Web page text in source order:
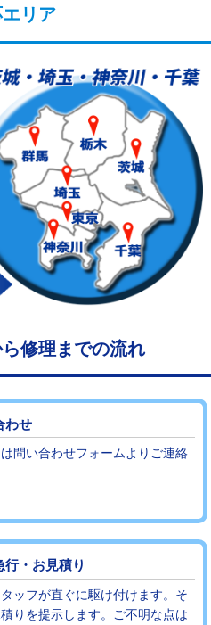
HI）使
33,000円
HI）使
+8,800円
・銅
)
44,000円
・銅
)
+8,800円
作業） 11,000円~
55,000円
66,000円
で）
え） 38,500円
38,500円
16,500円
現場見積
リア
修理までの流れ
わせ
問い合わせフォームよりご連絡
行・お見積り
ッフが直ぐに駆け付けます。そ
りを提示します。ご不明な点は